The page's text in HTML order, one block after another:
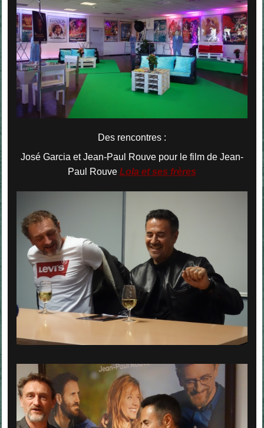
Des rencontres :
José Garcia et Jean-Paul Rouve pour le film de Jean-
Paul Rouve Lola et ses frères